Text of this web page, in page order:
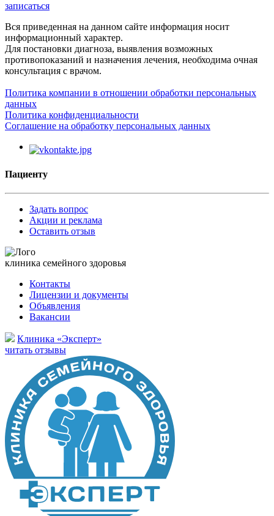
записаться
Вся приведенная на данном сайте информация носит
информационный характер.
Для постановки диагноза, выявления возможных
противопоказаний и назначения лечения, необходима очная
консультация с врачом.
Политика компании в отношении обработки персональных
данных
Политика конфиденциальности
Соглашение на обработку персональных данных
Пациенту
Задать вопрос
Акции и реклама
Оставить отзыв
клиника семейного здоровья
Контакты
Лицензии и документы
Объявления
Вакансии
Клиника «Эксперт»
читать отзывы